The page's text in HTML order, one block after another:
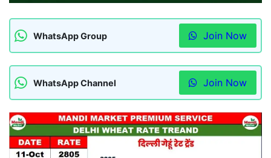
WhatsApp Group Join Now
WhatsApp Channel Join Now